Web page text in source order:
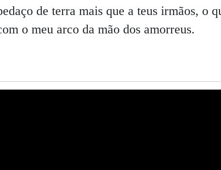
de terra mais que a teus irmãos, o
o meu arco da mão dos amorreus.